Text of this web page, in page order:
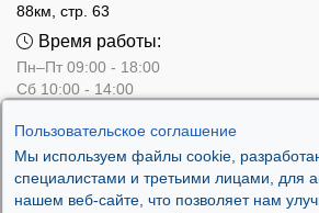
Пользовательское соглашение
Мы используем файлы cookie,
специалистами и третьими лицами, для
нашем веб-сайте, что позволяет нам
88км, стр. 63
Время работы:
Пн–Пт 09:00 - 18:00
Сб 10:00 - 14:00